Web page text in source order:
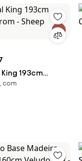
193cm
- Sheep
com